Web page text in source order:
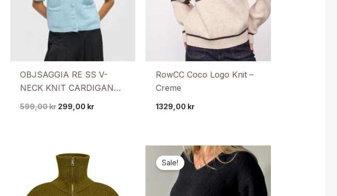
OBJSAGGIA RE SS V-
NECK KNIT CARDIGAN
DIV
599,00kr 299,00 kr
RowCC Coco Logo Knit –
Creme
1329,00 kr
Sale!